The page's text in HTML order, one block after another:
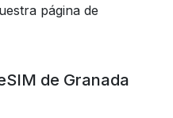
página de
de Granada